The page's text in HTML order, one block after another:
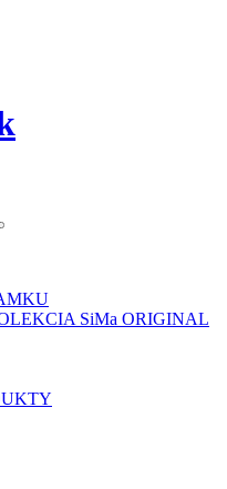
SiMa ORIGINAL